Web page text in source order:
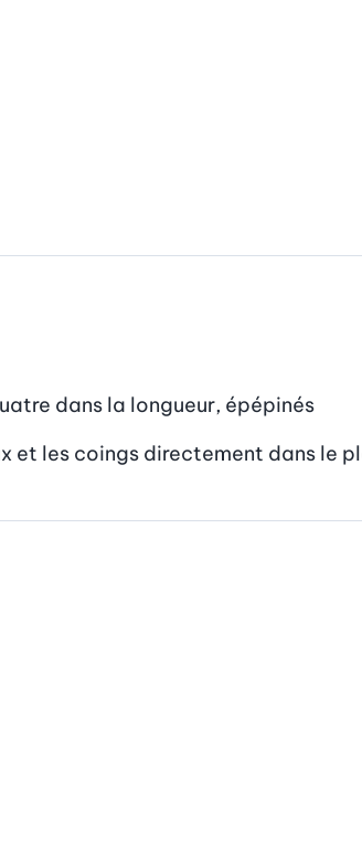
dans la longueur, épépinés
et les coings directement dans le